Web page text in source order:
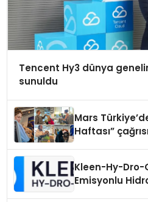
Tencent Hy3 dünya
sunuldu
Mars
Haftası”
Kleen-Hy-Dro-
Emisyonlu